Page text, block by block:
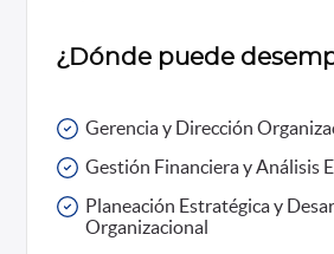
¿Dónde puede
Gerencia y Dirección
Gestión Financiera y Análisis
Planeación Estratégica y
Organizacional